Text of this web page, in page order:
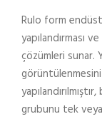
Rulo form
yapılandırması
çözümleri sunar.
grubunu tek